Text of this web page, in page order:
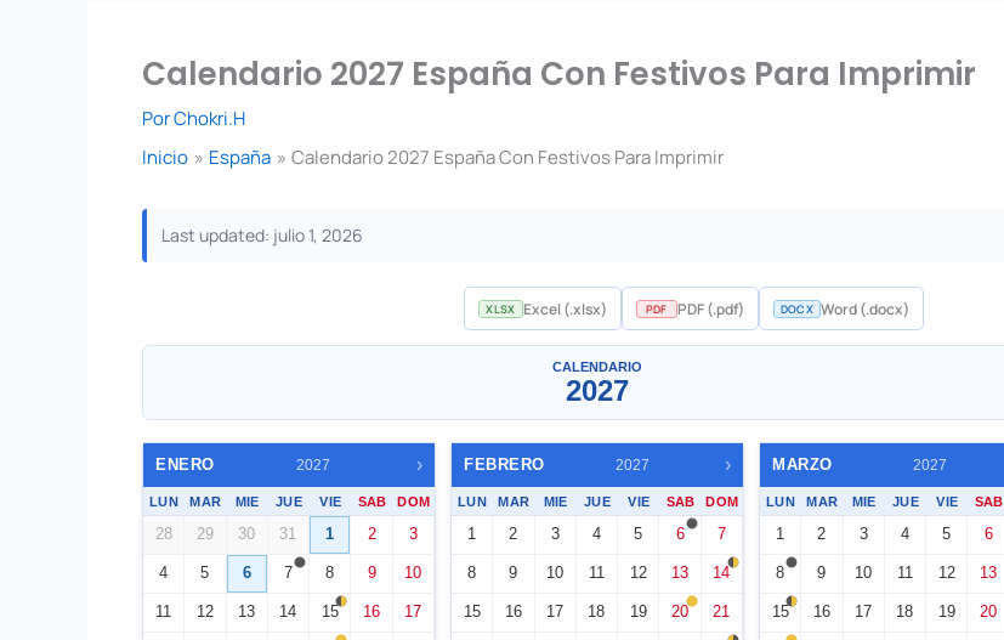
Calendario 2027 España Con Festivos Para Imprimir
PorChokri.H
Inicio
España Calendario 2027 España Con Festivos Para Imprimir
Last updated: julio 1, 2026
XLSX Excel (.xlsx) PDF PDF (.pdf) DOCX Word (.docx)
CALENDARIO
2027
ENERO 2027 ›
LUN MAR MIE JUE VIE SAB DOM
28 29 30 31 1 2 3
4 5 6 7 8 9 10
11 12 13 14 15 16 17
FEBRERO 2027 ›
LUN MAR MIE JUE VIE SAB DOM
1 2 3 4 5 6 7
8 9 10 11 12 13 14
15 16 17 18 19 20 21
MARZO 2027
LUN MAR MIE JUE VIE SAB
1 2 3 4 5 6
8 9 10 11 12 13
15 16 17 18 19 20